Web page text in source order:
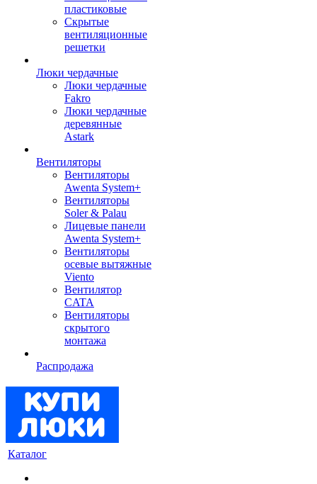
пластиковые
Скрытые
вентиляционные
решетки
Люки чердачные
Люки чердачные
Fakro
Люки чердачные
деревянные
Astark
Вентиляторы
Вентиляторы
Awenta System+
Вентиляторы
Soler & Palau
Лицевые панели
Awenta System+
Вентиляторы
осевые вытяжные
Viento
Вентилятор
CATA
Вентиляторы
скрытого
монтажа
Распродажа
Каталог